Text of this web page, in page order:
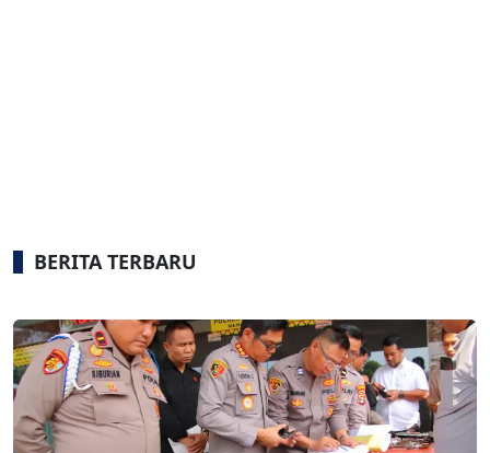
BERITA TERBARU